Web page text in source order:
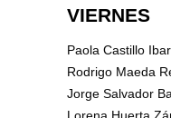
VIERNES
Paola Castillo
Rodrigo Maeda
Jorge Salvador